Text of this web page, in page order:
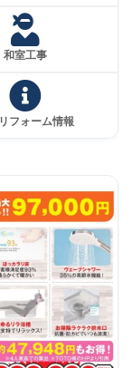
和室工事
フォーム情報